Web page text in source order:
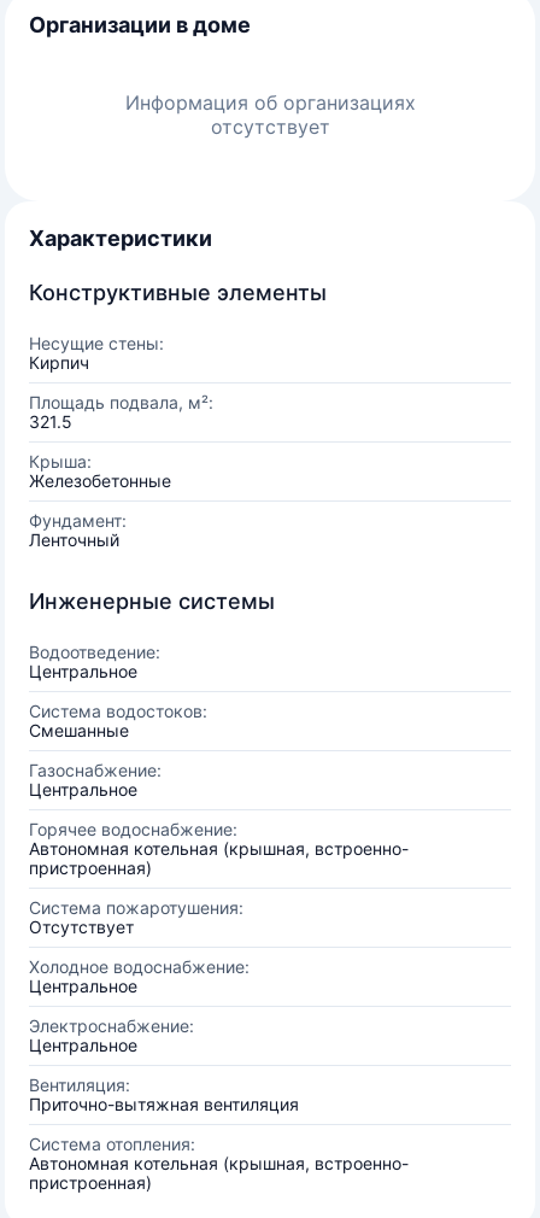
Организации в доме
Информация об организациях
отсутствует
Характеристики
Конструктивные элементы
Несущие стены:
Кирпич
Площадь подвала, м²:
321.5
Крыша:
Железобетонные
Фундамент:
Ленточный
Инженерные системы
Водоотведение:
Центральное
Система водостоков:
Смешанные
Газоснабжение:
Центральное
Горячее водоснабжение:
Автономная котельная (крышная, встроенно-
пристроенная)
Система пожаротушения:
Отсутствует
Холодное водоснабжение:
Центральное
Электроснабжение:
Центральное
Вентиляция:
Приточно-вытяжная вентиляция
Система отопления:
Автономная котельная (крышная, встроенно-
пристроенная)